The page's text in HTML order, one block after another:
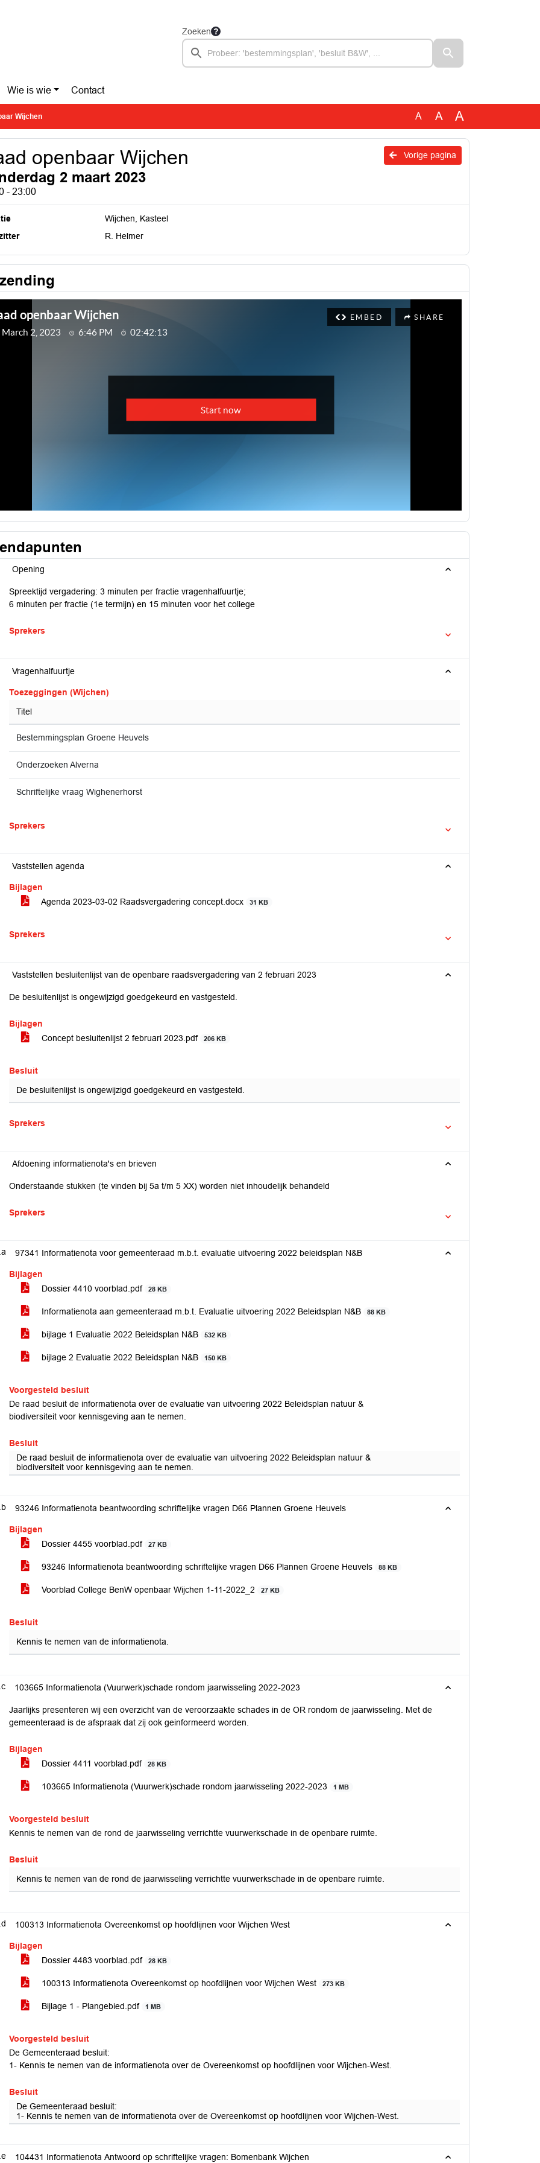
Zoeken
Wie is wie Contact
Wijchen A A A
Vorige pagina
openbaar Wijchen
2 maart 2023
- 23:00
Wijchen, Kasteel
R. Helmer
Opening
Spreektijd vergadering: 3 minuten per fractie vragenhalfuurtje;
6 minuten per fractie (1e termijn) en 15 minuten voor het college
Sprekers
Vragenhalfuurtje
Toezeggingen (Wijchen)
Titel
Bestemmingsplan Groene Heuvels
Onderzoeken Alverna
Schriftelijke vraag Wighenerhorst
Sprekers
Vaststellen agenda
Bijlagen
Agenda 2023-03-02 Raadsvergadering concept.docx
31 KB
Sprekers
Vaststellen besluitenlijst van de openbare raadsvergadering van 2 februari 2023
De besluitenlijst is ongewijzigd goedgekeurd en vastgesteld.
Bijlagen
Concept besluitenlijst 2 februari 2023.pdf
206 KB
Besluit
De besluitenlijst is ongewijzigd goedgekeurd en vastgesteld.
Sprekers
Afdoening informatienota's en brieven
Onderstaande stukken (te vinden bij 5a t/m 5 XX) worden niet inhoudelijk behandeld
Sprekers
97341 Informatienota voor gemeenteraad m.b.t. evaluatie uitvoering 2022 beleidsplan N&B
Bijlagen
Dossier 4410 voorblad.pdf
28 KB
Informatienota aan gemeenteraad m.b.t. Evaluatie uitvoering 2022 Beleidsplan N&B 88 KB
bijlage 1 Evaluatie 2022 Beleidsplan N&B 532 KB
bijlage 2 Evaluatie 2022 Beleidsplan N&B 150 KB
Voorgesteld besluit
De raad besluit de informatienota over de evaluatie van uitvoering 2022 Beleidsplan natuur &
biodiversiteit voor kennisgeving aan te nemen.
Besluit
De raad besluit de informatienota over de evaluatie van uitvoering 2022 Beleidsplan natuur &
biodiversiteit voor kennisgeving aan te nemen.
93246 Informatienota beantwoording schriftelijke vragen D66 Plannen Groene Heuvels
Bijlagen
Dossier 4455 voorblad.pdf
27 KB
93246 Informatienota beantwoording schriftelijke vragen D66 Plannen Groene Heuvels 88 KB
Voorblad College BenW openbaar Wijchen 1-11-2022_2 27 KB
Besluit
Kennis te nemen van de informatienota.
103665 Informatienota (Vuurwerk)schade rondom jaarwisseling 2022-2023
Jaarlijks presenteren wij een overzicht van de veroorzaakte schades in de OR rondom de jaarwisseling. Met de
gemeenteraad is de afspraak dat zij ook geinformeerd worden.
Bijlagen
Dossier 4411 voorblad.pdf
28 KB
103665 Informatienota (Vuurwerk)schade rondom jaarwisseling 2022-2023 1 MB
Voorgesteld besluit
Kennis te nemen van de rond de jaarwisseling verrichtte vuurwerkschade in de openbare ruimte.
Besluit
Kennis te nemen van de rond de jaarwisseling verrichtte vuurwerkschade in de openbare ruimte.
100313 Informatienota Overeenkomst op hoofdlijnen voor Wijchen West
Bijlagen
Dossier 4483 voorblad.pdf
28 KB
100313 Informatienota Overeenkomst op hoofdlijnen voor Wijchen West 273 KB
Bijlage 1 - Plangebied.pdf 1 MB
Voorgesteld besluit
De Gemeenteraad besluit:
1- Kennis te nemen van de informatienota over de Overeenkomst op hoofdlijnen voor Wijchen-West.
Besluit
De Gemeenteraad besluit:
1- Kennis te nemen van de informatienota over de Overeenkomst op hoofdlijnen voor Wijchen-West.
104431 Informatienota Antwoord op schriftelijke vragen: Bomenbank Wijchen